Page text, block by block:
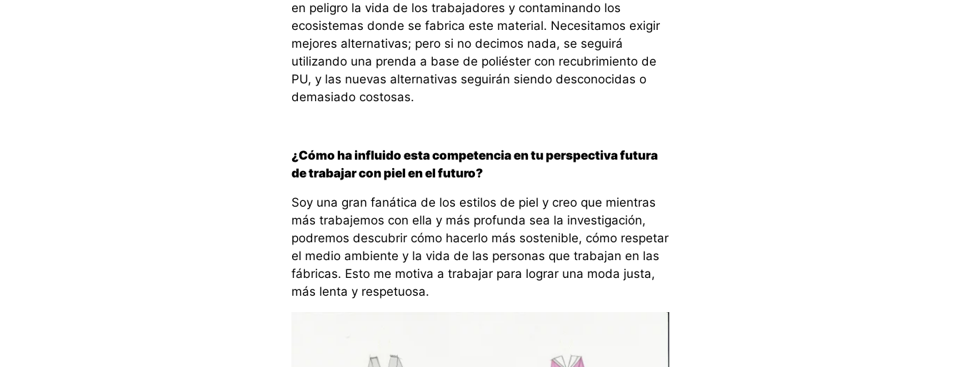
en peligro la vida de los trabajadores y contaminando los
ecosistemas donde se fabrica este material. Necesitamos exigir
mejores alternativas; pero si no decimos nada, se seguirá
utilizando una prenda a base de poliéster con recubrimiento de
PU, y las nuevas alternativas seguirán siendo desconocidas o
demasiado costosas.
¿Cómo ha influido esta competencia en tu perspectiva futura
de trabajar con piel en el futuro?
Soy una gran fanática de los estilos de piel y creo que mientras
más trabajemos con ella y más profunda sea la investigación,
podremos descubrir cómo hacerlo más sostenible, cómo respetar
el medio ambiente y la vida de las personas que trabajan en las
fábricas. Esto me motiva a trabajar para lograr una moda justa,
más lenta y respetuosa.